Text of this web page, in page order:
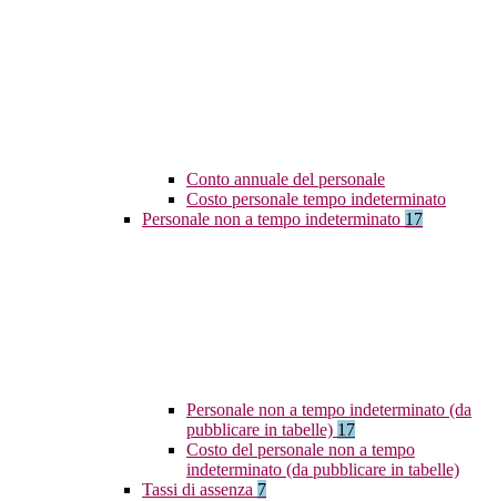
Conto annuale del personale
Costo personale tempo indeterminato
Personale non a tempo indeterminato 17
Personale non a tempo indeterminato (da
pubblicare in tabelle) 17
Costo del personale non a tempo
indeterminato (da pubblicare in tabelle)
Tassi di assenza 7